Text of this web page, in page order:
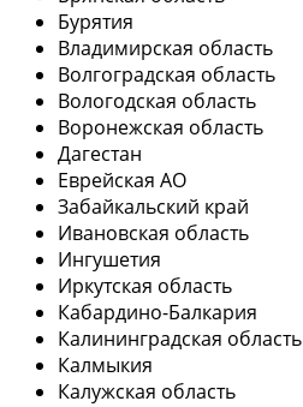
Бурятия
Владимирская область
Волгоградская область
Вологодская область
Воронежская область
Дагестан
Еврейская АО
Забайкальский край
Ивановская область
Ингушетия
Иркутская область
Кабардино-Балкария
Калининградская область
Калмыкия
Калужская область